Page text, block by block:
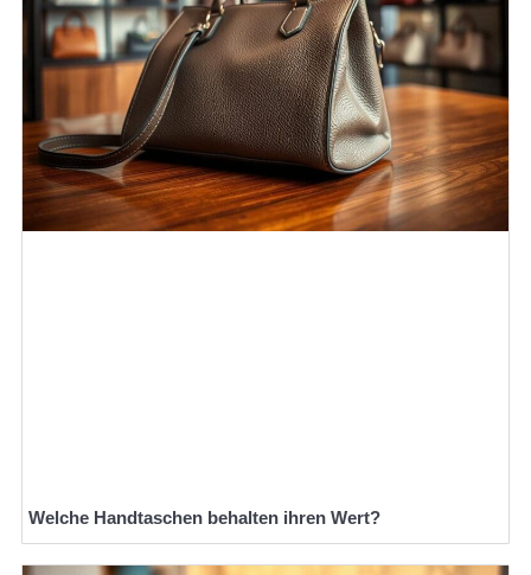
Welche Handtaschen behalten ihren Wert?